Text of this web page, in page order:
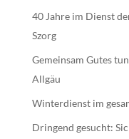
40 Jahre im Dienst
Szorg
Gemeinsam Gutes
Allgäu
Winterdienst im
Dringend gesucht: